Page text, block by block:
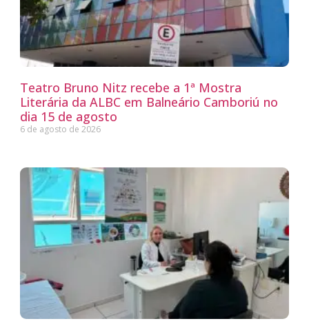
Teatro Bruno Nitz recebe a 1ª Mostra
Literária da ALBC em Balneário Camboriú no
dia 15 de agosto
6 de agosto de 2026